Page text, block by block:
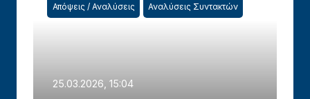
Απόψεις / Αναλύσεις Αναλύσεις Συντακτών
25.03.2026, 15:04